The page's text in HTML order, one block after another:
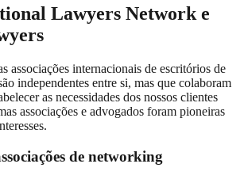
Lawyers Network e
associações internacionais de escritórios de
independentes entre si, mas que colaboram
as necessidades dos nossos clientes
associações e advogados foram pioneiras
de networking